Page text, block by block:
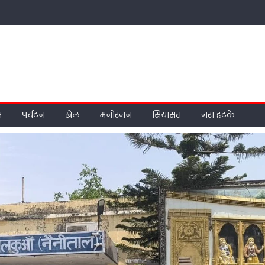
पर्यटन खेल मनोरंजन सियासत ज़रा हटके